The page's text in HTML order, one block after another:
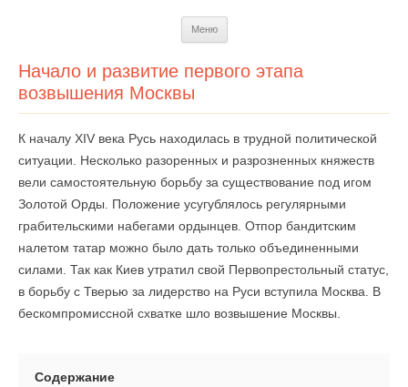
Меню
Начало и развитие первого этапа
возвышения Москвы
К началу XIV века Русь находилась в трудной политической
ситуации. Несколько разоренных и разрозненных княжеств
вели самостоятельную борьбу за существование под игом
Золотой Орды. Положение усугублялось регулярными
грабительскими набегами ордынцев. Отпор бандитским
налетом татар можно было дать только объединенными
силами. Так как Киев утратил свой Первопрестольный статус,
в борьбу с Тверью за лидерство на Руси вступила Москва. В
бескомпромиссной схватке шло возвышение Москвы.
Содержание